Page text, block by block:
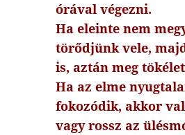
órával végezni.
Ha eleinte nem
törődjünk vele,
is, aztán meg
Ha az elme
fokozódik, akkor
vagy rossz az